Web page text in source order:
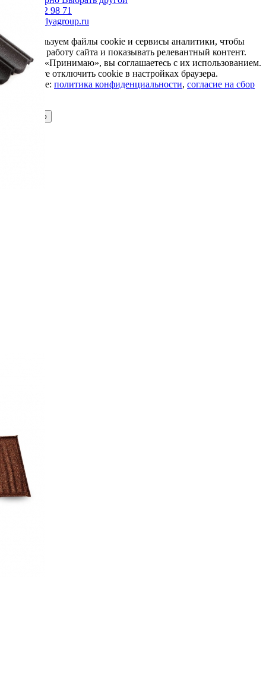
+7 985 002 98 71
info@krovlyagroup.ru
Мы используем файлы cookie и сервисы аналитики, чтобы
улучшить работу сайта и показывать релевантный контент.
Нажимая «Принимаю», вы соглашаетесь с их использованием.
Вы можете отключить cookie в настройках браузера.
Подробнее: политика конфиденциальности, согласие на сбор
Принимаю